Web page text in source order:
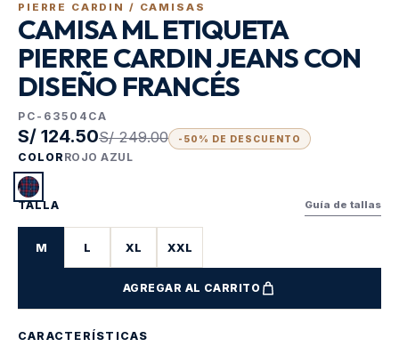
PIERRE CARDIN / CAMISAS
CAMISA ML ETIQUETA
PIERRE CARDIN JEANS CON
DISEÑO FRANCÉS
PC-63504CA
S/ 124.50S/ 249.00 - 50 % DE DESCUENTO
COLORROJO AZUL
TALLA Guía de tallas
M L XL XXL
AGREGAR AL CARRITO
CARACTERÍSTICAS